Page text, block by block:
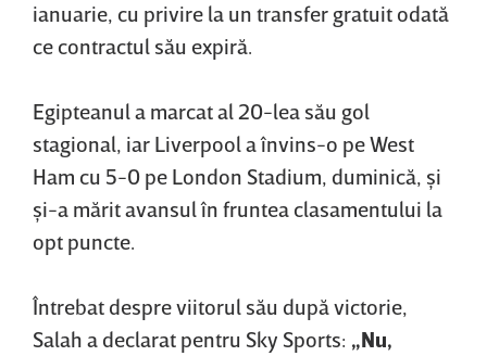
ianuarie, cu privire la un transfer gratuit odată
ce contractul său expiră.
Egipteanul a marcat al 20-lea său gol
stagional, iar Liverpool a învins-o pe West
Ham cu 5-0 pe London Stadium, duminică, şi
şi-a mărit avansul în fruntea clasamentului la
opt puncte.
Întrebat despre viitorul său după victorie,
Salah a declarat pentru Sky Sports: „Nu,